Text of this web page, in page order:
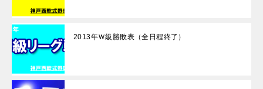
2013年Ｗ級勝敗表（全日程終了）